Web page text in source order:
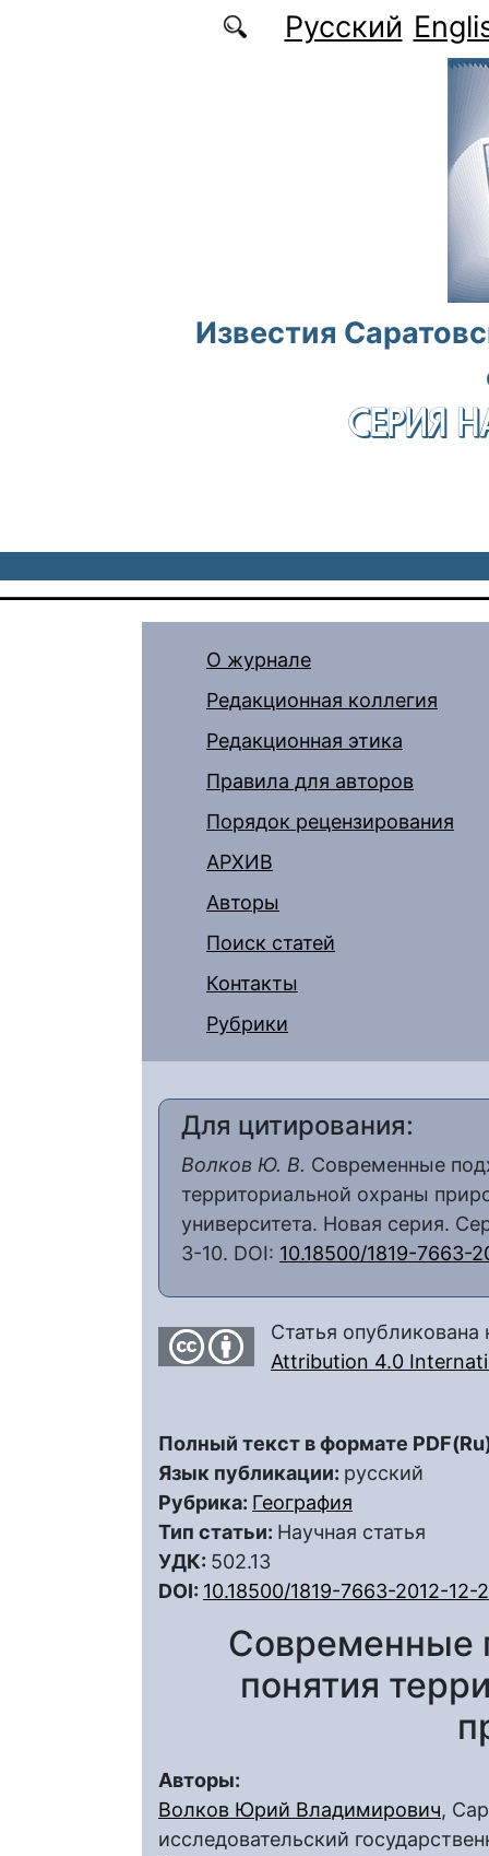
Перейти к основному содержаниюРусский
Известия
СЕРИЯ
О журнале
Редакционная коллегия
Редакционная этика
Правила для авторов
Порядок рецензирования
АРХИВ
Авторы
Поиск статей
Контакты
Рубрики
Для цитирования:
Волков Ю. В. Современные
территориальной охраны
университета. Новая серия.
3-10. DOI: 10.18500/1819-7663-
Статья
Attribution 4.0
Полный текст в формате
Язык публикации: русский
Рубрика: География
Тип статьи: Научная статья
УДК: 502.13
DOI: 10.18500/1819-7663-2012-12-
Современные
понятия
Авторы:
Волков Юрий Владимирович,
исследовательский